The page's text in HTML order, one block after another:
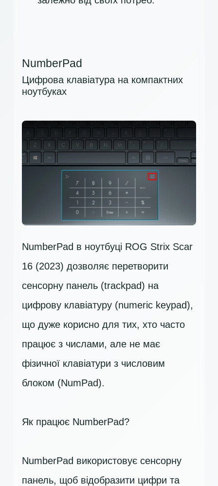
NumberPad
Цифрова клавіатура на компактних
ноутбуках
NumberPad в ноутбуці ROG Strix Scar
16 (2023) дозволяє перетворити
сенсорну панель (trackpad) на
цифрову клавіатуру (numeric keypad),
що дуже корисно для тих, хто часто
працює з числами, але не має
фізичної клавіатури з числовим
блоком (NumPad).
Як працює NumberPad?
NumberPad використовує сенсорну
панель, щоб відобразити цифри та